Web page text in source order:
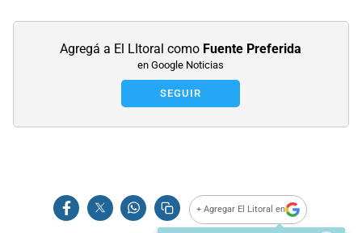
Agregá a El LItoral como Fuente Preferida
en Google Noticias
SEGUIR
+ Agregar El Litoral en